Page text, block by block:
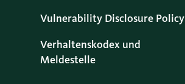
Vulnerability Disclosure Policy
Verhaltenskodex und
Meldestelle